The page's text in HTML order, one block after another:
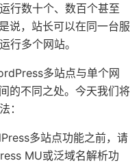
行数十个、数百个甚至
说，站长可以在同一台服
行多个网站。
多站点与单个网
的不同之处。今天我们将
：
多站点功能之前，请
MU或泛域名解析功